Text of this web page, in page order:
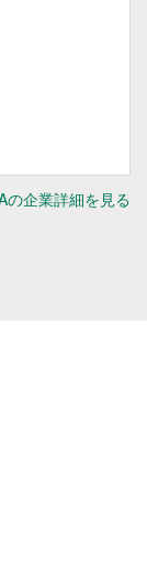
の企業詳細を見る